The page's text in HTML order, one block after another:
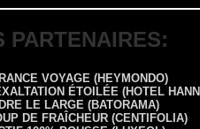
PARTENAIRES:
VOYAGE (HEYMONDO)
ÉTOILÉE (HOTEL
LE LARGE (BATORAMA)
DE FRAÎCHEUR (CENTIFOLIA)